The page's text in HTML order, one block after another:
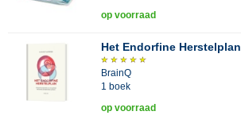
op voorraad
Het Endorfine Herstelplan
BrainQ
1 boek
op voorraad